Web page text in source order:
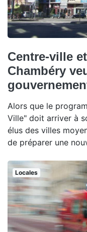
Centre-ville
Chambéry
Alors que le
Ville" doit arriver à
élus des villes
de préparer une
Locales